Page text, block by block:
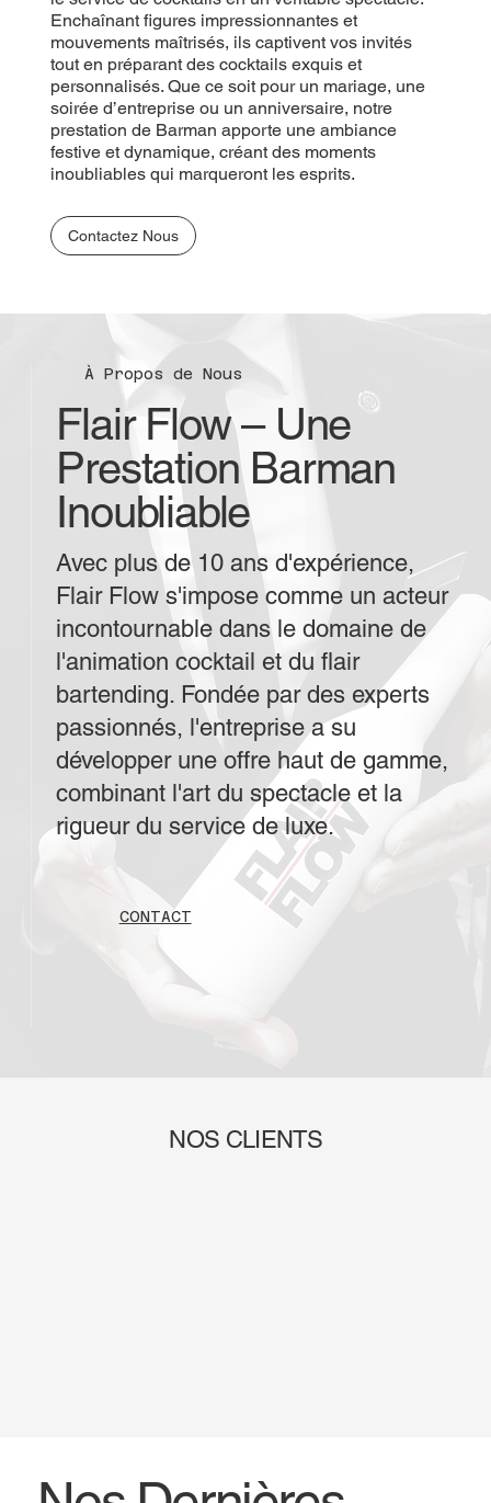
Enchaînant figures impressionnantes et
mouvements maîtrisés, ils captivent vos invités
tout en préparant des cocktails exquis et
personnalisés. Que ce soit pour un mariage, une
soirée d’entreprise ou un anniversaire, notre
prestation de Barman apporte une ambiance
festive et dynamique, créant des moments
inoubliables qui marqueront les esprits.
Contactez Nous
À Propos de Nous
Flair Flow – Une
Prestation Barman
Inoubliable
CONTACT
Avec plus de 10 ans d'expérience,
Flair Flow s'impose comme un acteur
incontournable dans le domaine de
l'animation cocktail et du flair
bartending. Fondée par des experts
passionnés, l'entreprise a su
développer une offre haut de gamme,
combinant l'art du spectacle et la
rigueur du service de luxe.
NOS CLIENTS